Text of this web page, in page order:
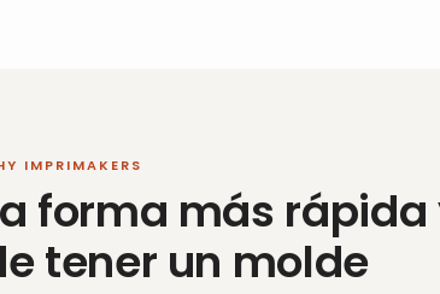
IMPRIMAKERS
forma más
tener un molde